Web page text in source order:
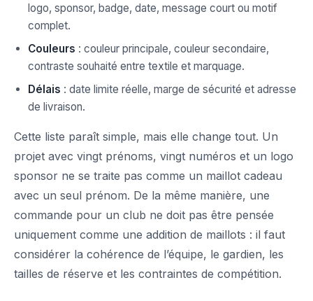
logo, sponsor, badge, date, message court ou motif
complet.
Couleurs : couleur principale, couleur secondaire,
contraste souhaité entre textile et marquage.
Délais : date limite réelle, marge de sécurité et adresse
de livraison.
Cette liste paraît simple, mais elle change tout. Un
projet avec vingt prénoms, vingt numéros et un logo
sponsor ne se traite pas comme un maillot cadeau
avec un seul prénom. De la même manière, une
commande pour un club ne doit pas être pensée
uniquement comme une addition de maillots : il faut
considérer la cohérence de l’équipe, le gardien, les
tailles de réserve et les contraintes de compétition.